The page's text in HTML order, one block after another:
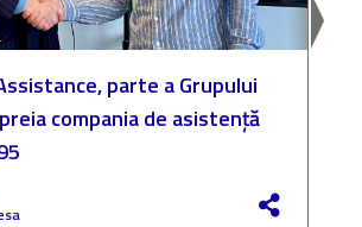
parte a Grupului
compania de asistență